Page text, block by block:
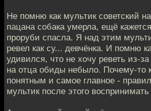
Не помню как мультик советский
пацана собака умерла, ещё
проруби спасла. Я над этим
ревел как су... девчёнка. И помню
удивился, что не хочу реветь из-
на отца обиды небыло. Почему-то
понятным и самое главное -
мультик после этого